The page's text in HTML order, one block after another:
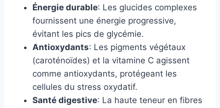
Énergie durable: Les glucides complexes
fournissent une énergie progressive,
évitant les pics de glycémie.
Antioxydants: Les pigments végétaux
(caroténoïdes) et la vitamine C agissent
comme antioxydants, protégeant les
cellules du stress oxydatif.
Santé digestive: La haute teneur en fibres